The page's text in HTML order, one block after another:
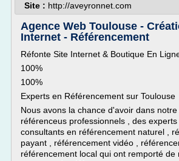
Site : http://aveyronnet.com
Agence Web Toulouse -
Internet - Référencement
Réfonte Site Internet & Boutique En
100%
100%
Experts en Référencement sur Toulouse
Nous avons la chance d'avoir dans
référenceus professionnels , des
consultants en référencement naturel ,
payant , référencement vidéo ,
référencement local qui ont remporté de